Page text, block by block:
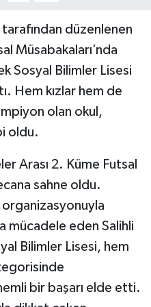
tarafından düzenlenen
Müsabakaları’nda
Sosyal Bilimler Lisesi
Hem kızlar hem de
olan okul,
oldu.
Arası 2. Küme Futsal
sahne oldu.
organizasyonuyla
mücadele eden Salihli
Bilimler Lisesi, hem
bir başarı elde etti.